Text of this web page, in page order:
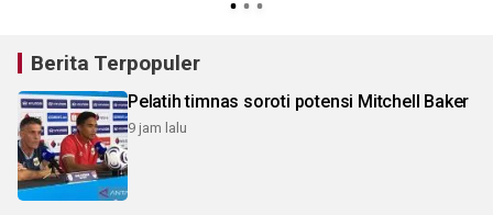
Berita Terpopuler
Pelatih timnas soroti potensi Mitchell Baker
9 jam lalu